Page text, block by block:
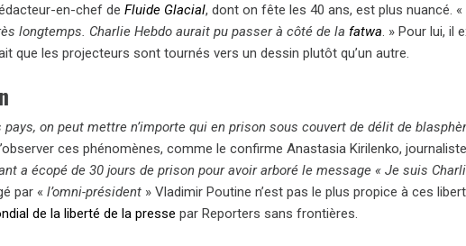
en-chef deFluide Glacial, dont on fête les 40 ans, est plus nuancé. «
longtemps. Charlie Hebdo aurait pu passer à côté de la fatwa. » Pour lui, il
que les projecteurs sont tournés vers un dessin plutôt qu’un autre.
on peut mettre n’importe qui en prison sous couvert de délit de
ces phénomènes, comme le confirme Anastasia Kirilenko,
a écopé de 30 jours de prison pour avoir arboré le message « Je suis
par «l’omni-président » Vladimir Poutine n’est pas le plus propice à ces
de la liberté de la presse par Reporters sans frontières.